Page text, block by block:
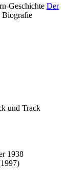
Geschichte Der
Biografie
und Track
1938